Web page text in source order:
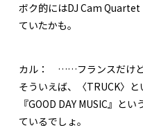
ボク的にはDJ Cam
ていたかも。
カル： ……フランスだけど
そういえば、〈TRUCK〉
『GOOD DAY MUSIC』と
ているでしょ。